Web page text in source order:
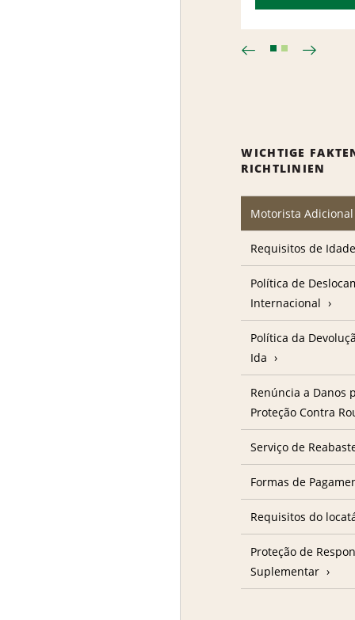
WICHTIGE
RICHTLINIEN
Motorista Adicional
Requisitos de Idade
Política de
Internacional
Política da
Ida
Renúncia a Danos
Proteção Contra
Serviço de
Formas de
Requisitos do
Proteção de
Suplementar